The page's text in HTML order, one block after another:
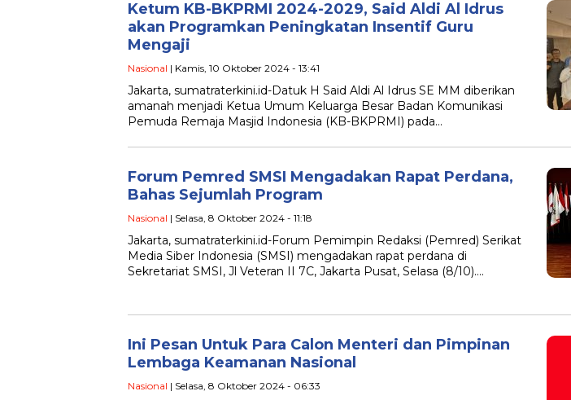
Ketum KB-BKPRMI 2024-2029, Said Aldi Al Idrus
akan Programkan Peningkatan Insentif Guru
Mengaji
Nasional | Kamis, 10 Oktober 2024 - 13:41
Jakarta, sumatraterkini.id-Datuk H Said Aldi Al Idrus SE MM diberikan
amanah menjadi Ketua Umum Keluarga Besar Badan Komunikasi
Pemuda Remaja Masjid Indonesia (KB-BKPRMI) pada…
Forum Pemred SMSI Mengadakan Rapat Perdana,
Bahas Sejumlah Program
Nasional | Selasa, 8 Oktober 2024 - 11:18
Jakarta, sumatraterkini.id-Forum Pemimpin Redaksi (Pemred) Serikat
Media Siber Indonesia (SMSI) mengadakan rapat perdana di
Sekretariat SMSI, Jl Veteran II 7C, Jakarta Pusat, Selasa (8/10)….
Ini Pesan Untuk Para Calon Menteri dan Pimpinan
Lembaga Keamanan Nasional
Nasional | Selasa, 8 Oktober 2024 - 06:33